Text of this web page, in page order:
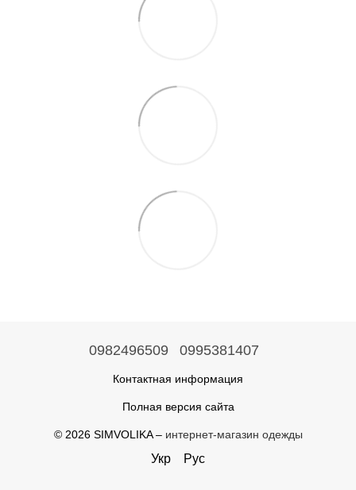
0982496509 0995381407
Контактная информация
Полная версия сайта
© 2026 SIMVOLIKA – интернет-магазин одежды
Укр Рус